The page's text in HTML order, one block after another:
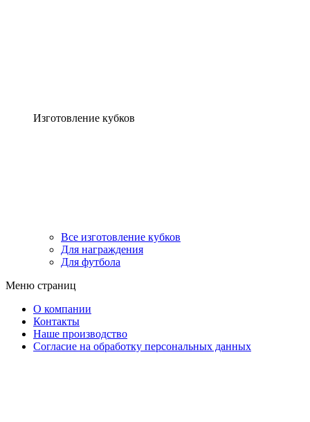
Изготовление кубков
Все изготовление кубков
Для награждения
Для футбола
Меню страниц
О компании
Контакты
Наше производство
Согласие на обработку персональных данных